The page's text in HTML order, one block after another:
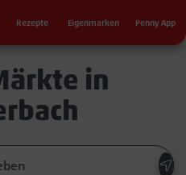
Rezepte Eigenmarken Penny App
in